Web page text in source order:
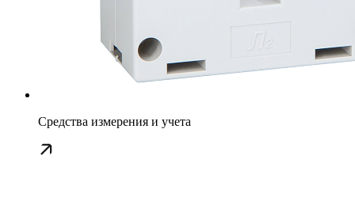
Средства измерения и учета